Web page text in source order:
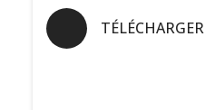
TÉLÉCHARGER